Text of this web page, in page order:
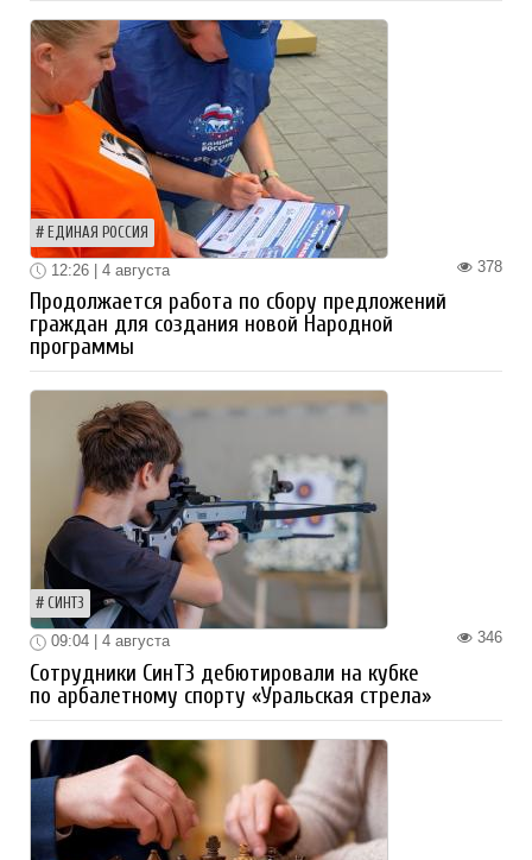
ЕДИНАЯ РОССИЯ
378
12:26 | 4 августа
Продолжается работа по сбору предложений
граждан для создания новой Народной
программы
СИНТЗ
346
09:04 | 4 августа
Сотрудники СинТЗ дебютировали на кубке
по арбалетному спорту «Уральская стрела»